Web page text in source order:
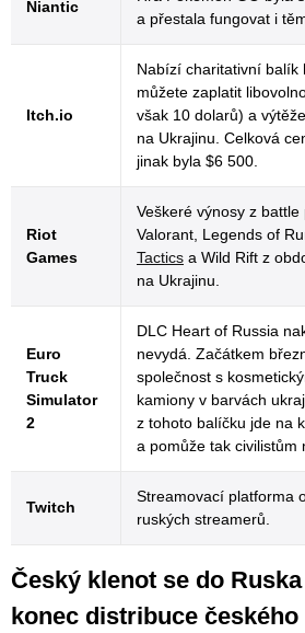
Niantic
a přestala fungovat i
Itch.io
Nabízí charitativní balík
můžete zaplatit
však 10 dolarů) a
na Ukrajinu. Celková
jinak byla $6 500.
Riot
Games
Veškeré výnosy z
Valorant, Legends of
Tactics a Wild Rift z
na Ukrajinu.
Euro
Truck
Simulator
2
DLC Heart of Russia
nevydá. Začátkem
společnost s
kamiony v barvách
z tohoto balíčku jde na
a pomůže tak civilistům
Twitch
Streamovací platforma
ruských streamerů.
Český klenot se do
konec distribuce